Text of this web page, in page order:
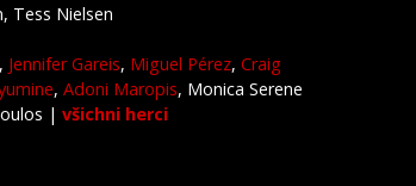
Tess Nielsen
, Jennifer Gareis, Miguel Pérez, Craig
, Adoni Maropis, Monica Serene
| všichni herci